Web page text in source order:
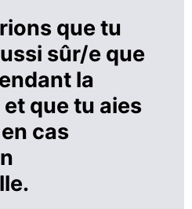
que tu
sûr/e que
la
que tu aies
cas